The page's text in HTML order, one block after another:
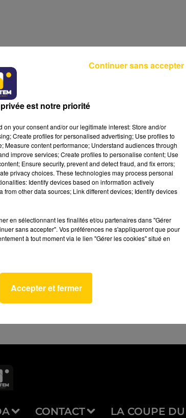
CONTACT LA COUPE
est notre priorité
your consent and/or our legitimate interest: Store and/or
Create profiles for personalised advertising; Use profiles to
content performance; Understand audiences through
improve services; Create profiles to personalise content; Use
Ensure security, prevent and detect fraud, and fix errors;
privacy choices. These technologies may process personal
Identify devices based on information actively
other data sources; Link different devices; Identify devices
en sélectionnant les finalités et/ou partenaires dans "Gérer
sans accepter". Vos préférences ne s'appliqueront que pour
à tout moment via le lien "Gérer les cookies" situé en
Accepter et fermer
Continuer sans accepter